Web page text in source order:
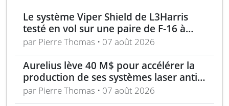
Le système Viper Shield de L3Harris
testé en vol sur une paire de F-16 à
Edwards AFB
par Pierre Thomas • 07 août 2026
Aurelius lève 40 M$ pour accélérer la
production de ses systèmes laser anti-
drones
par Pierre Thomas • 07 août 2026